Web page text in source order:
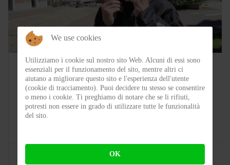
Test CGM 136 RNA Fibra – Il jet che
punta su comfort e carattere
We use cookies
Utilizziamo i cookie sul nostro sito Web. Alcuni di essi sono
essenziali per il funzionamento del sito, mentre altri ci
aiutano a migliorare questo sito e l'esperienza dell'utente
(cookie di tracciamento). Puoi decidere tu stesso se consentire
o meno i cookie. Ti preghiamo di notare che se li rifiuti,
potresti non essere in grado di utilizzare tutte le funzionalità
del sito.
OK